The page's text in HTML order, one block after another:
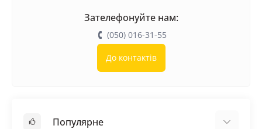
Зателефонуйте нам:
(050) 016-31-55
До контактів
Популярне